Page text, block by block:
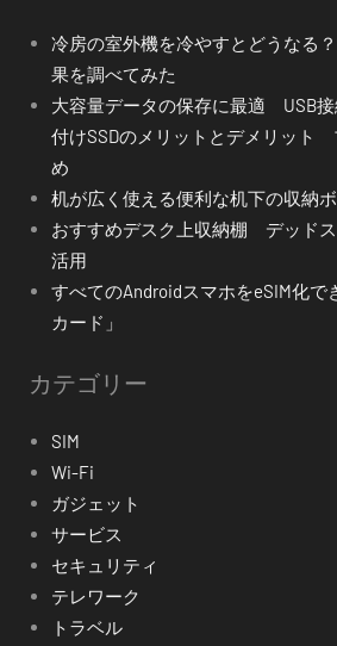
冷房の室外機を冷やすとどうなる
果を調べてみた
大容量データの保存に最適 USB
付けSSDのメリットとデメリット
め
机が広く使える便利な机下の収納
おすすめデスク上収納棚 デッド
活用
すべてのAndroidスマホをeSIM化で
カード」
カテゴリー
SIM
Wi-Fi
ガジェット
サービス
セキュリティ
テレワーク
トラベル